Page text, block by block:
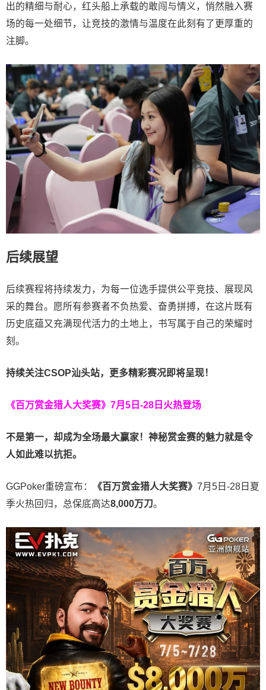
出的精细与耐心，红头船上承载的敢闯与情义，悄然融入赛
场的每一处细节，让竞技的激情与温度在此刻有了更厚重的
注脚。
后续展望
后续赛程将持续发力，为每一位选手提供公平竞技、展现风
采的舞台。愿所有参赛者不负热爱、奋勇拼搏，在这片既有
历史底蕴又充满现代活力的土地上，书写属于自己的荣耀时
刻。
持续关注CSOP汕头站，更多精彩赛况即将呈现！
《百万赏金猎人大奖赛》 7月5日-28日火热登场
不是第一，却成为全场最大赢家！神秘赏金赛的魅力就是令
人如此难以抗拒。
GGPoker重磅宣布： 《百万赏金猎人大奖赛》 7月5日-28日夏
季火热回归，总保底高达8,000万刀。